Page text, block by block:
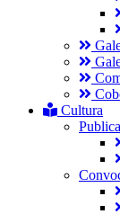
Cultura